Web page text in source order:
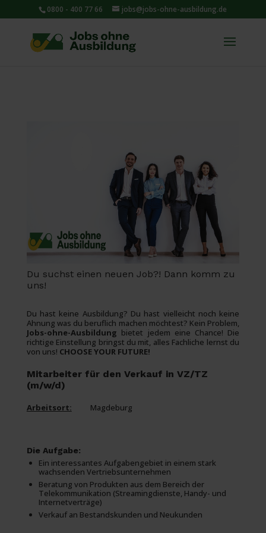
0800 - 400 77 66 jobs@jobs-ohne-ausbildung.de
Du suchst einen neuen Job?! Dann komm zu
uns!
Du hast keine Ausbildung? Du hast vielleicht noch keine
Ahnung was du beruflich machen möchtest? Kein Problem,
Jobs-ohne-Ausbildung bietet jedem eine Chance! Die
richtige Einstellung bringst du mit, alles Fachliche lernst du
von uns! CHOOSE YOUR FUTURE!
Mitarbeiter für den Verkauf in VZ/TZ
(m/w/d)
Arbeitsort: Magdeburg
Die Aufgabe:
Ein interessantes Aufgabengebiet in einem stark
wachsenden Vertriebsunternehmen
Beratung von Produkten aus dem Bereich der
Telekommunikation (Streamingdienste, Handy- und
Internetverträge)
Verkauf an Bestandskunden und Neukunden